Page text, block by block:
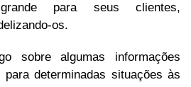
para seus clientes,
os.
sobre algumas informações
determinadas situações às